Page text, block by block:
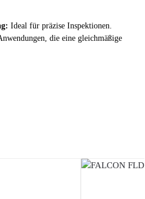
Ideal für präzise Inspektionen.
die eine gleichmäßige